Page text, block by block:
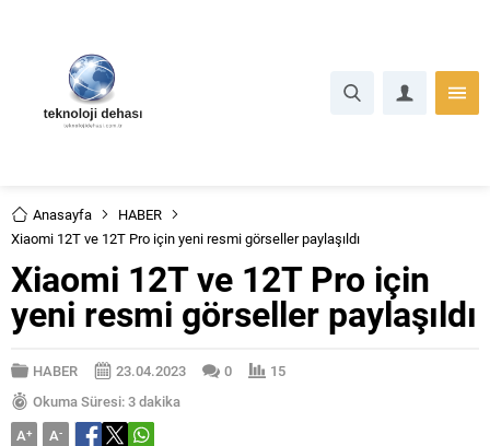
Anasayfa
HABER
Xiaomi 12T ve 12T Pro için yeni resmi görseller paylaşıldı
Xiaomi 12T ve 12T Pro için
yeni resmi görseller paylaşıldı
HABER 23.04.2023 0
15
Okuma Süresi: 3 dakika
A+ A-